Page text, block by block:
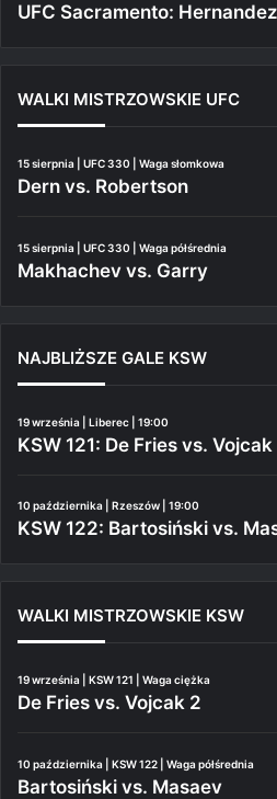
UFC Sacramento:
WALKI MISTRZOWSKIE UFC
15 sierpnia | UFC 330 | Waga słomkowa
Dern vs. Robertson
15 sierpnia | UFC 330 | Waga półśrednia
Makhachev vs. Garry
NAJBLIŻSZE GALE KSW
19 września | Liberec | 19:00
KSW 121: De Fries vs. Vojcak
10 października | Rzeszów | 19:00
KSW 122: Bartosiński vs.
WALKI MISTRZOWSKIE KSW
19 września | KSW 121 | Waga ciężka
De Fries vs. Vojcak 2
10 października | KSW 122 | Waga półśrednia
Bartosiński vs. Masaev